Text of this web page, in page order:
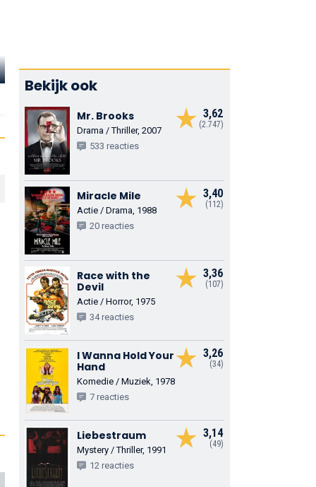
Rex Ryon
Jack Pendler
Chris Mulkey
Bekijk ook
3,62
(2.747)
Mr. Brooks
Drama / Thriller, 2007
533 reacties
3,40
(112)
Miracle Mile
Actie / Drama, 1988
20 reacties
3,36
(107)
Race with the
Devil
Actie / Horror, 1975
34 reacties
3,26
(34)
I Wanna Hold Your
Hand
Komedie / Muziek, 1978
7 reacties
3,14
(49)
Liebestraum
Mystery / Thriller, 1991
12 reacties